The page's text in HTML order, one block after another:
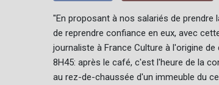
"En proposant à nos salariés de prendre
de reprendre confiance en eux, avec
journaliste à France Culture à l'origine
8H45: après le café, c'est l'heure de la
au rez-de-chaussée d'un immeuble du